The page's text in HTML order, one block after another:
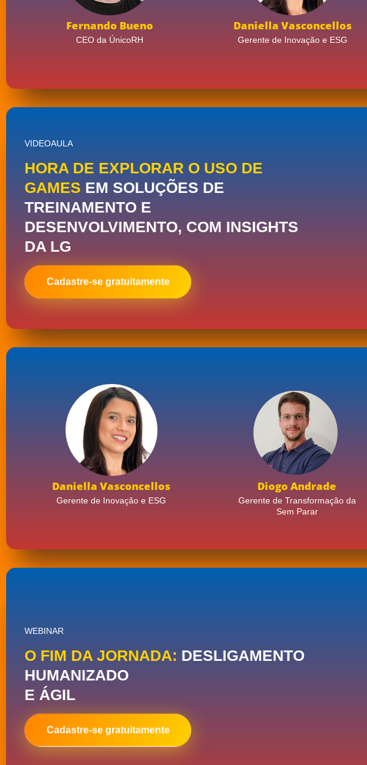
Fernando Bueno
CEO da ÚnicoRH
Daniella Vasconcellos
Gerente de Inovação e ESG
VIDEOAULA
HORA DE EXPLORAR O USO DE
GAMES EM SOLUÇÕES DE
TREINAMENTO E
DESENVOLVIMENTO, COM INSIGHTS
DA LG
Cadastre-se gratuitamente
Daniella Vasconcellos
Gerente de Inovação e ESG
Diogo Andrade
Gerente de Transformação da
Sem Parar
WEBINAR
O FIM DA JORNADA: DESLIGAMENTO
HUMANIZADO
E ÁGIL
Cadastre-se gratuitamente
Gerente de Inovação e ESG
Superintendente de Operações